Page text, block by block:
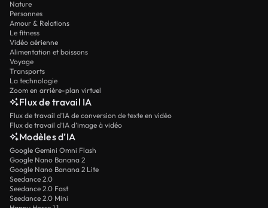
Nature
Personnes
Amour & Relations
Le fitness
Vidéo aérienne
Alimentation et boissons
Voyage
Transports
La technologie
Zoom en arrière-plan virtuel
Flux de travail IA
Flux de travail d’IA de conversion de texte en vidéo
Flux de travail d’IA d’image à vidéo
Modèles d’IA
Google Gemini Omni Flash
Google Nano Banana 2
Google Nano Banana 2 Lite
Seedance 2.0
Seedance 2.0 Fast
Seedance 2.0 Mini